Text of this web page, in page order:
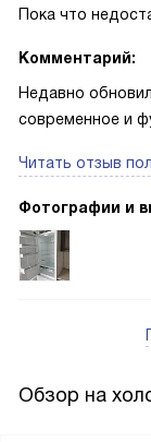
Пока что
Комментарий:
Недавно
современное и
корпус
понравилось,
освещение
Но самое
Читать отзыв
Фотографии и
Обзор на